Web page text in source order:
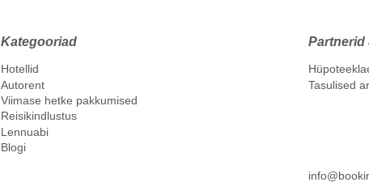
Kategooriad
Hotellid
Autorent
Viimase hetke pakkumised
Reisikindlustus
Lennuabi
Blogi
Partnerid
Tasulised